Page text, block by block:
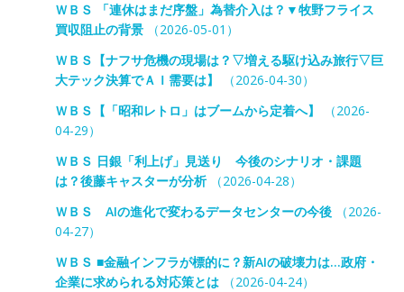
ＷＢＳ 「連休はまだ序盤」為替介入は？▼牧野フライス
買収阻止の背景（2026-05-01）
ＷＢＳ【ナフサ危機の現場は？▽増える駆け込み旅行▽巨
大テック決算でＡＩ需要は】
（2026-04-30）
ＷＢＳ【「昭和レトロ」はブームから定着へ】
（2026-
04-29）
ＷＢＳ 日銀「利上げ」見送り 今後のシナリオ・課題
は？後藤キャスターが分析（2026-04-28）
ＷＢＳ AIの進化で変わるデータセンターの今後（2026-
04-27）
ＷＢＳ ■金融インフラが標的に？新AIの破壊力は…政府・
企業に求められる対応策とは（2026-04-24）